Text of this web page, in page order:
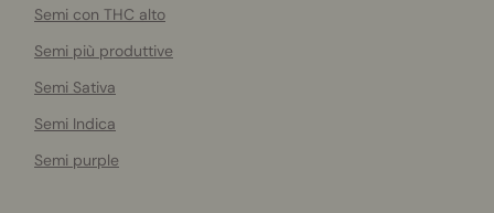
Semi con THC alto
Semi più produttive
Semi Sativa
Semi Indica
Semi purple